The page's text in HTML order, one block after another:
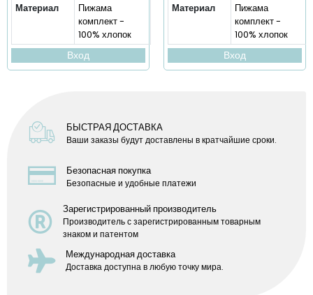
Материал
Пижама
комплект -
100% хлопок
Вход
Материал
Пижама
комплект -
100% хлопок
Вход
БЫСТРАЯ ДОСТАВКА
Ваши заказы будут доставлены в кратчайшие сроки.
Безопасная покупка
Безопасные и удобные платежи
Зарегистрированный производитель
Производитель с зарегистрированным товарным
знаком и патентом
Международная доставка
Доставка доступна в любую точку мира.